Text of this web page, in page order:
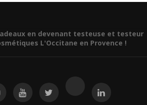
en devenant testeuse et testeur
L'Occitane en Provence !